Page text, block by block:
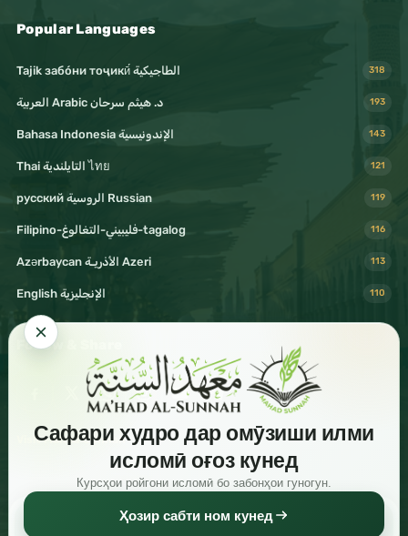
Сафари худро дар омӯзиши илми
исломӣ оғоз кунед
Курсҳои ройгони исломӣ бо забонҳои гуногун.
Ҳозир сабти ном кунед
Popular Languages
Tajik забо́ни тоҷикӣ́ الطاجيكية 318
د. هيثم سرحان Arabic العربية 193
Bahasa Indonesia الإندونيسية 143
Thai التايلندية ไทย 121
русский الروسية Russian 119
Filipino-فليبيني-التغالوغ-tagalog 116
Azərbaycan الأذريـة Azeri 113
English الإنجليزية 110
Follow & Share
Visit Mahad Sunnah
© 2026 Shaykh Haytham Sarhaan. All rights reserved.